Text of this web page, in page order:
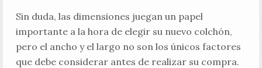
Sin duda, las dimensiones juegan un papel
importante a la hora de elegir su nuevo colchón,
pero el ancho y el largo no son los únicos factores
que debe considerar antes de realizar su compra.